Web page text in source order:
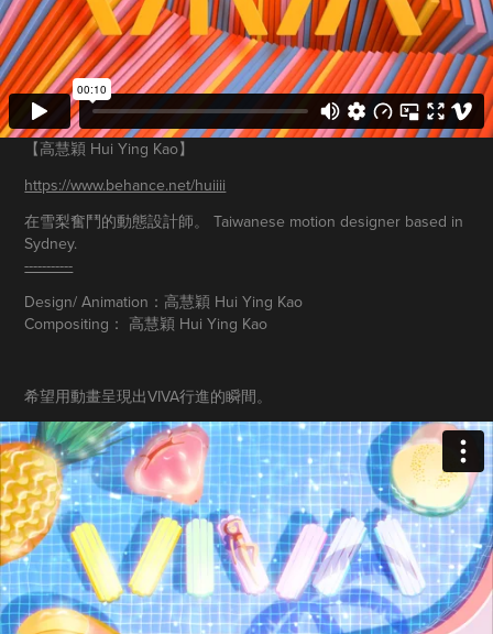
【高慧穎 Hui Ying Kao】
https://www.behance.net/huiiii
在雪梨奮鬥的動態設計師。 Taiwanese motion designer based in
Sydney.
-----------
Design/ Animation：高慧穎 Hui Ying Kao
Compositing： 高慧穎 Hui Ying Kao
希望用動畫呈現出VIVA行進的瞬間。